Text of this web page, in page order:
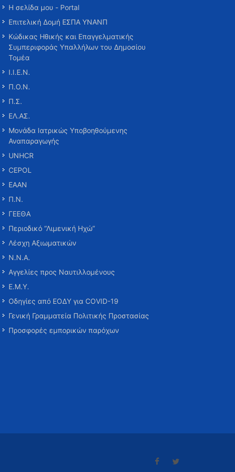
Η σελίδα μου - Portal
Επιτελική Δομή ΕΣΠΑ ΥΝΑΝΠ
Κώδικας Ηθικής και Επαγγελματικής
Συμπεριφοράς Υπαλλήλων του Δημοσίου
Τομέα
Ι.Ι.Ε.Ν.
Π.Ο.Ν.
Π.Σ.
ΕΛ.ΑΣ.
Μονάδα Ιατρικώς Υποβοηθούμενης
Αναπαραγωγής
UNHCR
CEPOL
ΕΑΑΝ
Π.Ν.
ΓΕΕΘΑ
Περιοδικό “Λιμενική Ηχώ”
Λέσχη Αξιωματικών
Ν.Ν.Α.
Αγγελίες προς Ναυτιλλομένους
Ε.Μ.Υ.
Οδηγίες από ΕΟΔΥ για COVID-19
Γενική Γραμματεία Πολιτικής Προστασίας
Προσφορές εμπορικών παρόχων